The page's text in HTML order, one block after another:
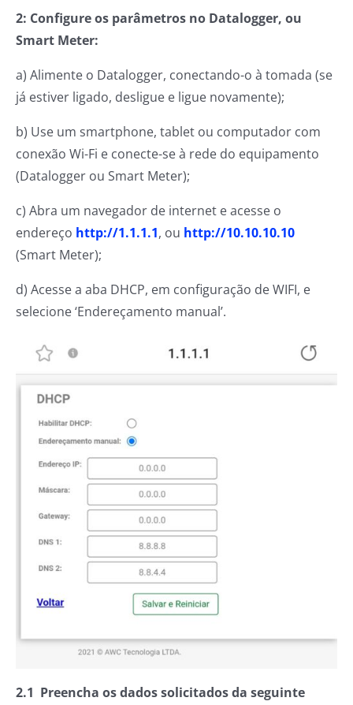
2: Configure os parâmetros no Datalogger, ou
Smart Meter:
a) Alimente o Datalogger, conectando-o à tomada (se
já estiver ligado, desligue e ligue novamente);
b) Use um smartphone, tablet ou computador com
conexão Wi-Fi e conecte-se à rede do equipamento
(Datalogger ou Smart Meter);
c) Abra um navegador de internet e acesse o
endereço http://1.1.1.1, ou http://10.10.10.10
(Smart Meter);
d) Acesse a aba DHCP, em configuração de WIFI, e
selecione ‘Endereçamento manual’.
2.1 Preencha os dados solicitados da seguinte